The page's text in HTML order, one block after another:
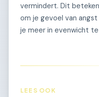
vermindert. Dit
om je gevoel van
je meer in evenwicht
LEES OOK